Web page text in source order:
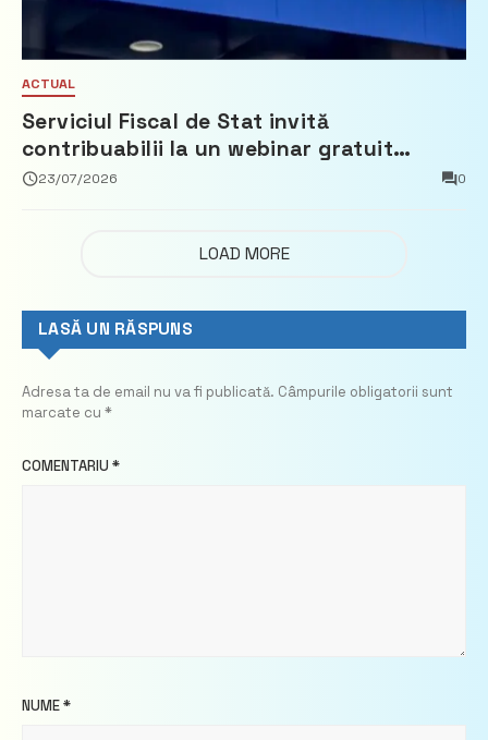
ACTUAL
Serviciul Fiscal de Stat invită
contribuabilii la un webinar gratuit
privind calculul impozitului pe bunurile
23/07/2026 0
LOAD MORE
LASĂ UN RĂSPUNS
Adresa ta de email nu va fi publicată. Câmpurile obligatorii sunt
marcate cu *
COMENTARIU *
NUME*